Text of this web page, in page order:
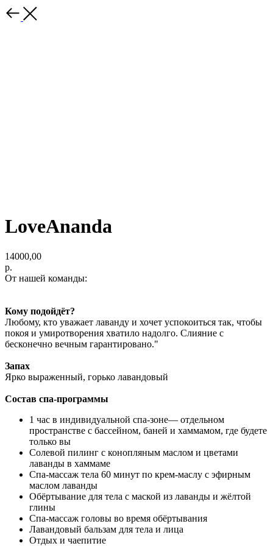
LoveAnanda
14000,00
р.
От нашей команды:
Кому подойдёт?
Любому, кто уважает лаванду и хочет успокоиться так, чтобы
покоя и умиротворения хватило надолго. Слияние с
бесконечно вечным гарантировано."
Запах
Ярко выраженный, горько лавандовый
Состав спа-программы
1 час в индивидуальной спа-зоне— отдельном
пространстве с бассейном, баней и хаммамом, где будете
только вы
Солевой пилинг с конопляным маслом и цветами
лаванды в хаммаме
Спа-массаж тела 60 минут по крем-маслу с эфирным
маслом лаванды
Обёртывание для тела с маской из лаванды и жёлтой
глины
Спа-массаж головы во время обёртывания
Лавандовый бальзам для тела и лица
Отдых и чаепитие